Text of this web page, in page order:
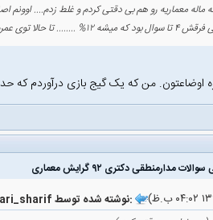
یک امتحان اینقدر بی دقتی نکرده بودم
اوضاعتون. من که یک گیج بازی درآوردم که
reza_memari_sharif نوشته شده توسط: